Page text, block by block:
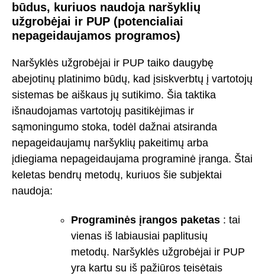
būdus, kuriuos naudoja naršyklių
užgrobėjai ir PUP (potencialiai
nepageidaujamos programos)
Naršyklės užgrobėjai ir PUP taiko daugybę
abejotinų platinimo būdų, kad įsiskverbtų į vartotojų
sistemas be aiškaus jų sutikimo. Šia taktika
išnaudojamas vartotojų pasitikėjimas ir
sąmoningumo stoka, todėl dažnai atsiranda
nepageidaujamų naršyklių pakeitimų arba
įdiegiama nepageidaujama programinė įranga. Štai
keletas bendrų metodų, kuriuos šie subjektai
naudoja:
Programinės įrangos paketas : tai
vienas iš labiausiai paplitusių
metodų. Naršyklės užgrobėjai ir PUP
yra kartu su iš pažiūros teisėtais